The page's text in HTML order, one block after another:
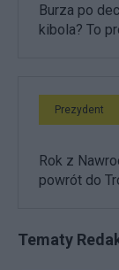
Burza po
kibola? To
Prezydent
Rok z
powrót do
Tematy